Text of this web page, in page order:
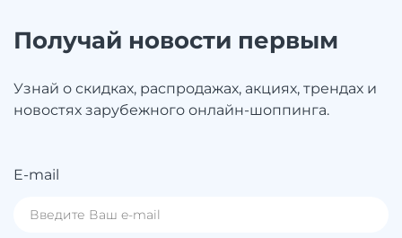
Получай новости первым
Узнай о скидках, распродажах, акциях, трендах и
новостях зарубежного онлайн-шоппинга.
E-mail